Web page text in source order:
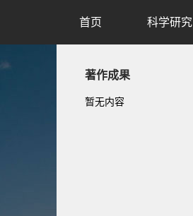
首页 科学研究
著作成果
暂无内容